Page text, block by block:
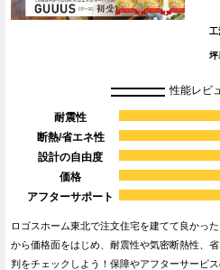
工
坪
性能レビ
耐震性
断熱/省エネ性
設計の自由度
価格
アフターサポート
ロゴスホーム東北で注文住宅を建てて良かっ
から価格面をはじめ、耐震性や気密断熱性、
判をチェックしよう！保障やアフターサービ